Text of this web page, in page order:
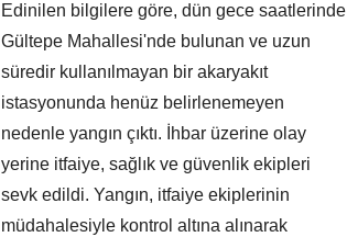
Edinilen bilgilere göre, dün gece saatlerinde
Gültepe Mahallesi'nde bulunan ve uzun
süredir kullanılmayan bir akaryakıt
istasyonunda henüz belirlenemeyen
nedenle yangın çıktı. İhbar üzerine olay
yerine itfaiye, sağlık ve güvenlik ekipleri
sevk edildi. Yangın, itfaiye ekiplerinin
müdahalesiyle kontrol altına alınarak